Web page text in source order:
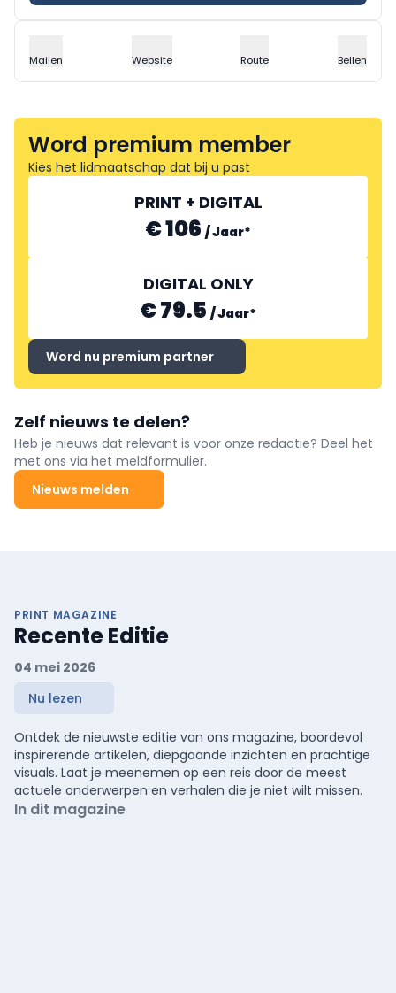
Mailen Website Route Bellen
Word premium member
Kies het lidmaatschap dat bij u past
PRINT + DIGITAL
€ 106 /Jaar*
DIGITAL ONLY
€ 79.5 /Jaar*
Word nu premium partner
Zelf nieuws te delen?
Heb je nieuws dat relevant is voor onze redactie? Deel het
met ons via het meldformulier.
Nieuws melden
PRINT MAGAZINE
Recente Editie
04 mei 2026
Nu lezen
Ontdek de nieuwste editie van ons magazine, boordevol
inspirerende artikelen, diepgaande inzichten en prachtige
visuals. Laat je meenemen op een reis door de meest
actuele onderwerpen en verhalen die je niet wilt missen.
In dit magazine